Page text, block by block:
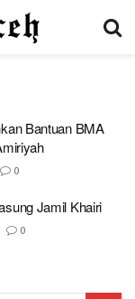
Bantuan BMA
0
Jamil Khairi
0